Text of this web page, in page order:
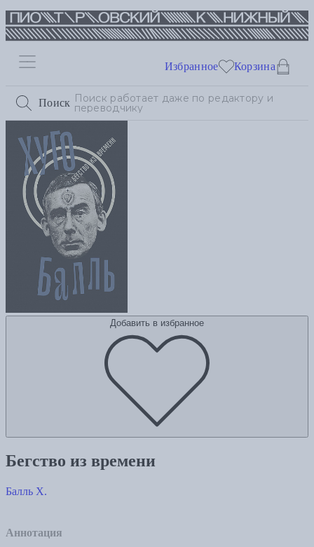
Поиск
Избранное Корзина
Добавить в избранное
Бегство из времени
Балль Х.
Аннотация